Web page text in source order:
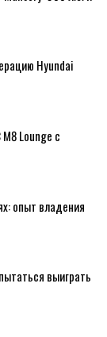
Hyundai
Lounge с
опыт владения
выиграть